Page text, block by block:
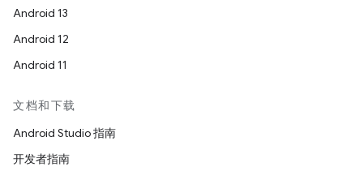
Android 13
Android 12
Android 11
文档和下载
Android Studio 指南
开发者指南